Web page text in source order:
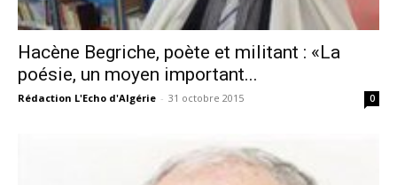
Hacène Begriche, poète et militant : «La
poésie, un moyen important...
Rédaction L'Echo d'Algérie - 31 octobre 2015 0